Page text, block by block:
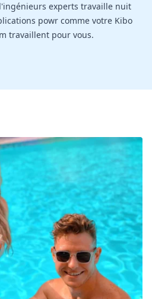
experts travaille nuit
powr comme votre Kibo
travaillent pour vous.